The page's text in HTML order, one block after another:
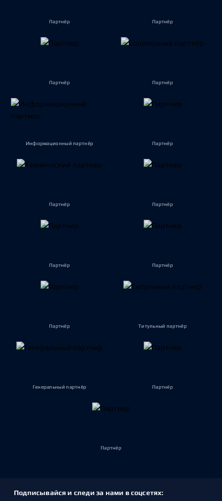
Партнёр Партнёр
Партнёр Партнёр
Информационный партнёр Партнёр
Партнёр Партнёр
Партнёр Партнёр
Партнёр Титульный партнёр
Генеральный партнёр Партнёр
Партнёр
Подписывайся и следи за нами в соцсетях: